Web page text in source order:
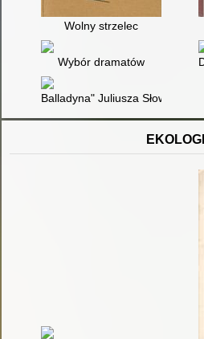
Wolny strzelec
Wybór dramatów
Balladyna" Juliusza Słowackiego